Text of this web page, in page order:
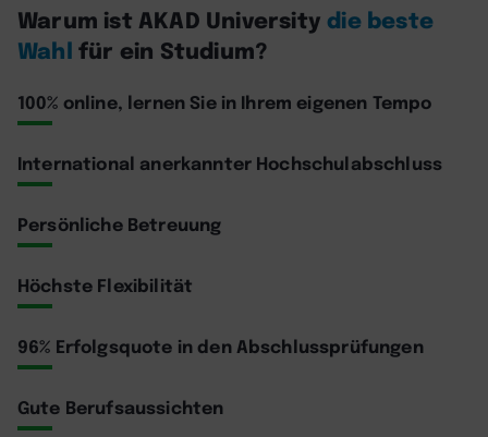
Warum ist AKAD Universitydie beste
Wahl für ein Studium?
100% online, lernen Sie in Ihrem eigenen Tempo
International anerkannter Hochschulabschluss
Persönliche Betreuung
Höchste Flexibilität
96% Erfolgsquote in den Abschlussprüfungen
Gute Berufsaussichten